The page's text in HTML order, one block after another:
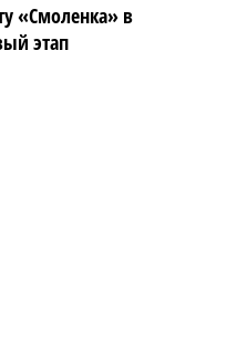
«Смоленка» в
этап